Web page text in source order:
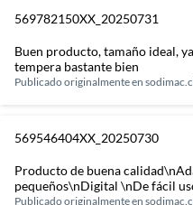
569782150XX_20250731
Buen producto, tamaño ideal,
tempera bastante bien
Publicado originalmente en
569546404XX_20250730
Producto de buena
pequeños\nDigital \nDe fácil
Publicado originalmente en